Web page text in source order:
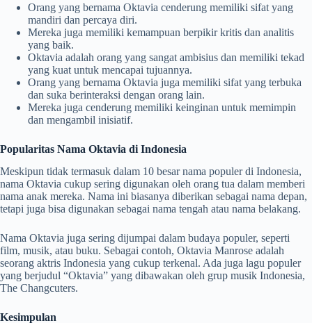
Orang yang bernama Oktavia cenderung memiliki sifat yang
mandiri dan percaya diri.
Mereka juga memiliki kemampuan berpikir kritis dan analitis
yang baik.
Oktavia adalah orang yang sangat ambisius dan memiliki tekad
yang kuat untuk mencapai tujuannya.
Orang yang bernama Oktavia juga memiliki sifat yang terbuka
dan suka berinteraksi dengan orang lain.
Mereka juga cenderung memiliki keinginan untuk memimpin
dan mengambil inisiatif.
Popularitas Nama Oktavia di Indonesia
Meskipun tidak termasuk dalam 10 besar nama populer di Indonesia,
nama Oktavia cukup sering digunakan oleh orang tua dalam memberi
nama anak mereka. Nama ini biasanya diberikan sebagai nama depan,
tetapi juga bisa digunakan sebagai nama tengah atau nama belakang.
Nama Oktavia juga sering dijumpai dalam budaya populer, seperti
film, musik, atau buku. Sebagai contoh, Oktavia Manrose adalah
seorang aktris Indonesia yang cukup terkenal. Ada juga lagu populer
yang berjudul “Oktavia” yang dibawakan oleh grup musik Indonesia,
The Changcuters.
Kesimpulan